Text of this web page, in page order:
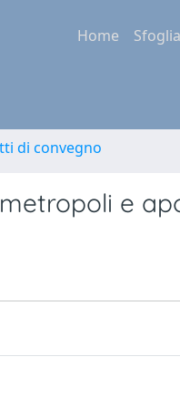
Home Sfoglia
di convegno
e